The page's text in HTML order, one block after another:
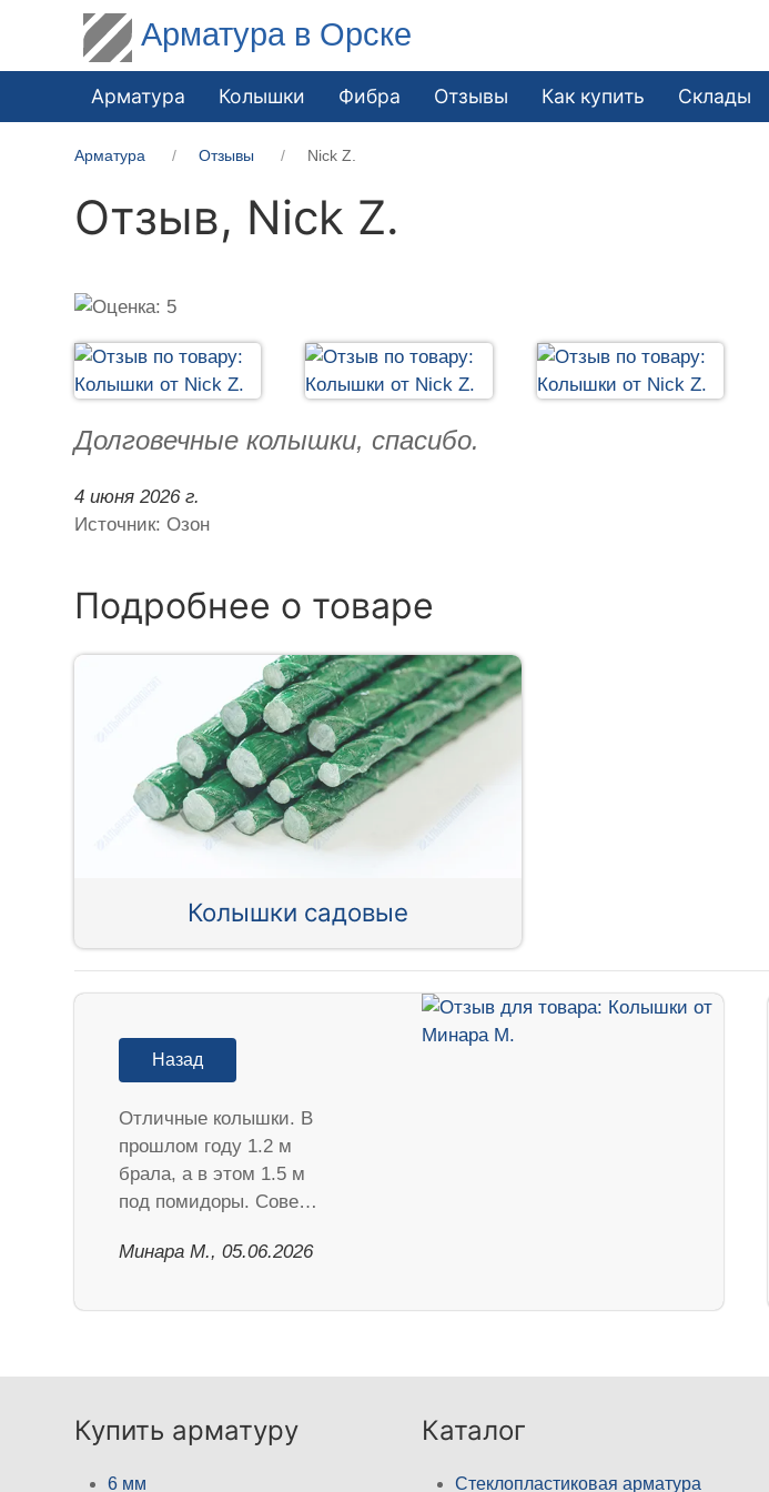
Арматура в Орске
Арматура Колышки Фибра Отзывы Как купить Склады
Арматура Отзывы Nick Z.
Отзыв, Nick Z.
Долговечные колышки, спасибо.
4 июня 2026 г.
Источник: Озон
Подробнее о товаре
Колышки садовые
Назад
Отличные колышки. В
прошлом году 1.2 м
брала, а в этом 1.5 м
под помидоры. Сове…
Минара М., 05.06.2026
Купить арматуру
6 мм
Каталог
Стеклопластиковая арматура